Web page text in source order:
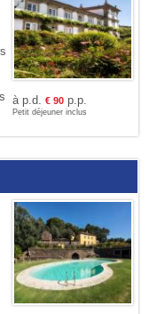
à p.d. € 90p.p.
Petit déjeuner inclus